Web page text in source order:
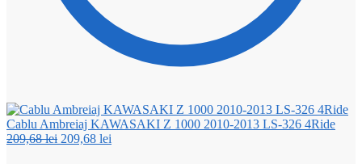
Cablu Ambreiaj KAWASAKI Z 1000 2010-2013 LS-326 4Ride
209,68lei Prețul
209,68 lei